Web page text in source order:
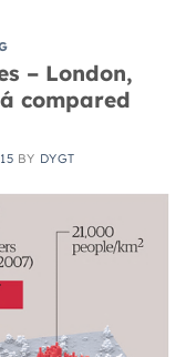
– London,
compared
BY DYGT